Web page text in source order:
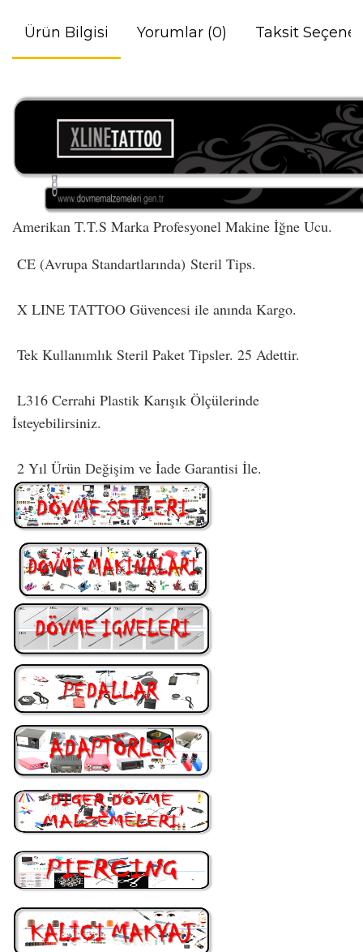
Ürün Bilgisi Yorumlar (0) Taksit
Amerikan T.T.S Marka Profesyonel Makine İğne Ucu.
CE (Avrupa Standartlarında) Steril Tips.
X LINE TATTOO Güvencesi ile anında Kargo.
Tek Kullanımlık Steril Paket Tipsler. 25 Adettir.
L316 Cerrahi Plastik Karışık Ölçülerinde
İsteyebilirsiniz.
2 Yıl Ürün Değişim ve İade Garantisi İle.